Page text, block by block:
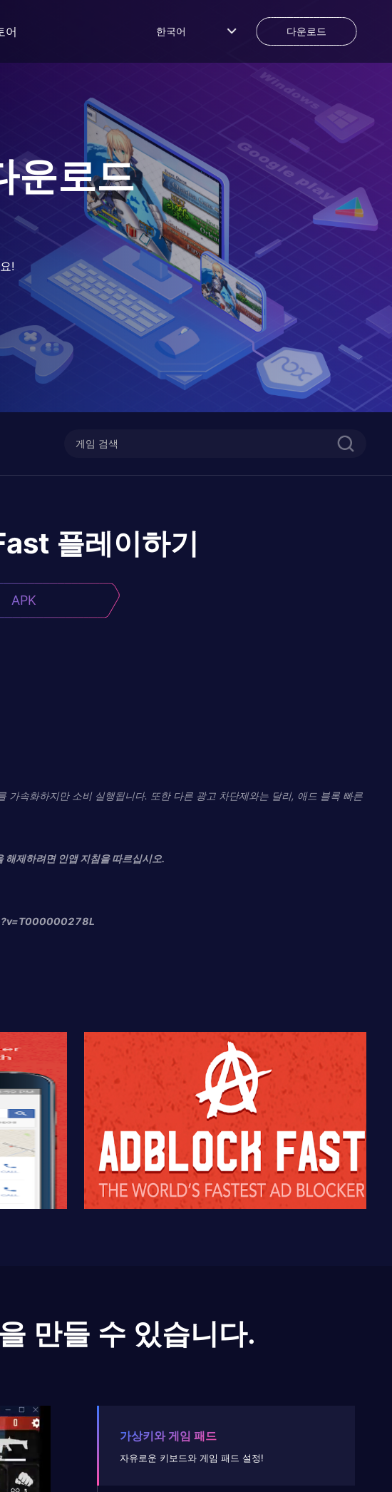
어 한국어 다운로드
운로드
!
플레이하기
APK
속화하지만 소비 실행됩니다. 또한 다른 광고 차단제와는 달리, 애​​드 블록 빠른
해제하려면 인앱 지침을 따르십시오.
만들 수 있습니다.
가상키와 게임 패드
자유로운 키보드와 게임 패드 설정!